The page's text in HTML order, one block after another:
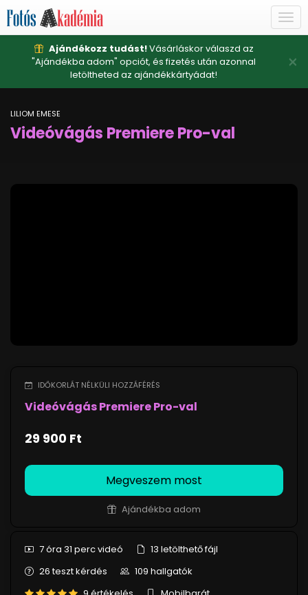
Ajándékozz tudást!Vásárláskor válaszd az
"Ajándékba adom" opciót, és fizetés után azonnal
letöltheted az ajándékkártyádat!
×
LILIOM EMESE
Videóvágás Premiere Pro-val
IDŐKORLÁT NÉLKÜLI HOZZÁFÉRÉS
Videóvágás Premiere Pro-val
29 900 Ft
Megveszem most
Ajándékba adom
7 óra 31 percvideó 13 letölthető fájl
26teszt kérdés 109 hallgatók